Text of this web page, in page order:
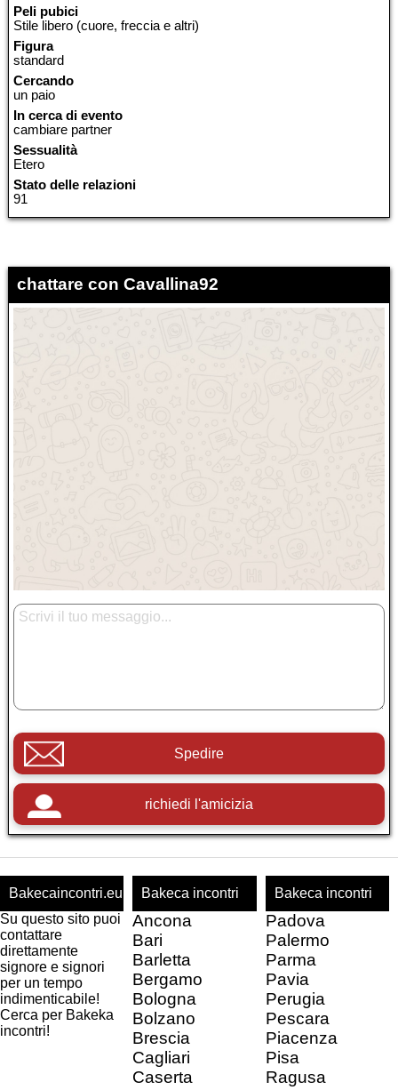
Peli pubici
Stile libero (cuore, freccia e altri)
Figura
standard
Cercando
un paio
In cerca di evento
cambiare partner
Sessualità
Etero
Stato delle relazioni
91
chattare con Cavallina92
Spedire
richiedi l'amicizia
Bakecaincontri.eu
Su questo sito puoi
contattare
direttamente
signore e signori
per un tempo
indimenticabile!
Cerca per Bakeka
incontri!
Bakeca incontri
Ancona
Bari
Barletta
Bergamo
Bologna
Bolzano
Brescia
Cagliari
Caserta
Bakeca incontri
Padova
Palermo
Parma
Pavia
Perugia
Pescara
Piacenza
Pisa
Ragusa